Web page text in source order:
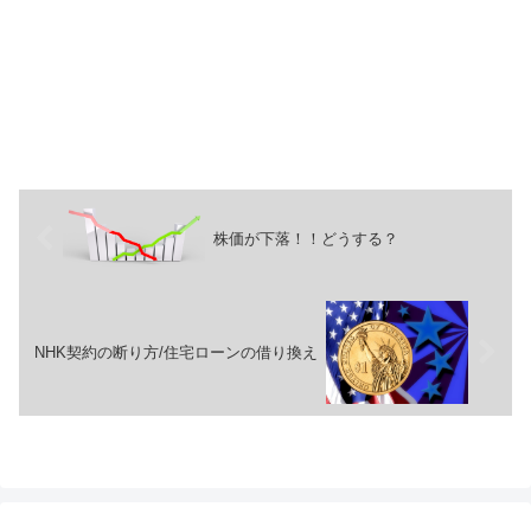
株価が下落！！どうする？
NHK契約の断り方/住宅ローンの借り換え